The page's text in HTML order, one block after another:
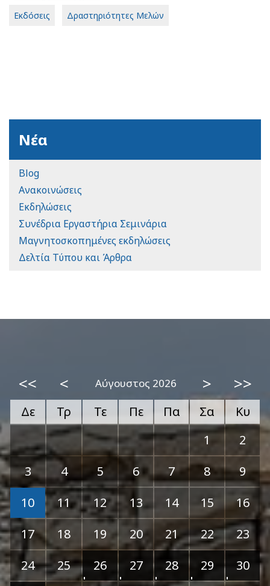
Εκδόσεις
Δραστηριότητες Μελών
Νέα
Blog
Ανακοινώσεις
Εκδηλώσεις
Συνέδρια Εργαστήρια Σεμινάρια
Μαγνητοσκοπημένες εκδηλώσεις
Δελτία Τύπου και Άρθρα
<< < Αύγουστος 2026 > >>
Δε Τρ Τε Πε Πα Σα
Κυ
1
2
3
4 5 6 7 8
9
10
11 12 13 14 15
16
17
18 19 20 21 22
23
24
25 26 27 28 29
30